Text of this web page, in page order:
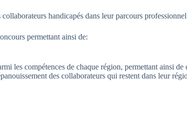
handicapés dans leur parcours
permettant ainsi de:
les compétences de chaque région, permettant ainsi
des collaborateurs qui restent dans leur